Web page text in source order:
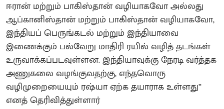
ஈரான் மற்றும் பாகிஸ்தான் வழியாகவோ அல்லது
ஆப்கானிஸ்தான் மற்றும் பாகிஸ்தான் வழியாகவோ,
இந்தியப் பெருங்கடல் மற்றும் இந்தியாவை
இணைக்கும் பல்வேறு மாதிரி ரயில் வழித் தடங்கள்
உருவாக்கப்படவுள்ளன. இந்தியாவுக்கு நேரடி வர்த்தக
அணுகலை வழங்குவதற்கு, எந்தவொரு
வழிமுறையையும் ரஷ்யா ஏற்க தயாராக உள்ளது”
எனத் தெரிவித்துள்ளார்